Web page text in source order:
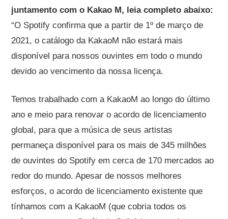
juntamento com o Kakao M, leia completo abaixo:
“O Spotify confirma que a partir de 1º de março de
2021, o catálogo da KakaoM não estará mais
disponível para nossos ouvintes em todo o mundo
devido ao vencimento da nossa licença.
Temos trabalhado com a KakaoM ao longo do último
ano e meio para renovar o acordo de licenciamento
global, para que a música de seus artistas
permaneça disponível para os mais de 345 milhões
de ouvintes do Spotify em cerca de 170 mercados ao
redor do mundo. Apesar de nossos melhores
esforços, o acordo de licenciamento existente que
tínhamos com a KakaoM (que cobria todos os